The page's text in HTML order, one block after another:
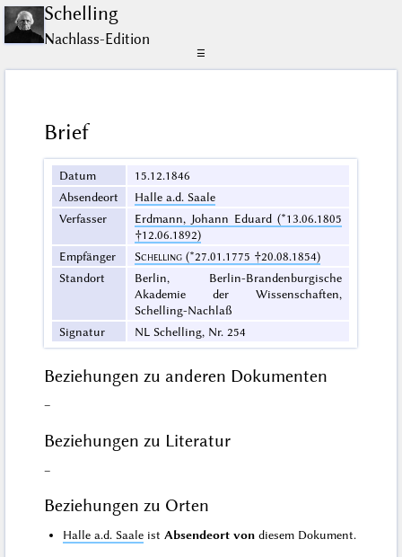
Schelling
Nachlass-Edition
☰
Brief
Datum
15.12.1846
Absendeort
Halle a.d. Saale
Verfasser
Erdmann, Johann Eduard (*13.06.1805
†12.06.1892)
Empfänger
Schelling (*27.01.1775 †20.08.1854)
Standort
Berlin, Berlin-Brandenburgische
Akademie der Wissenschaften,
Schelling-Nachlaß
Signatur
NL Schelling, Nr. 254
Beziehungen zu anderen Dokumenten
–
Beziehungen zu Literatur
–
Beziehungen zu Orten
Halle a.d. Saale ist Absendeort von diesem Dokument.